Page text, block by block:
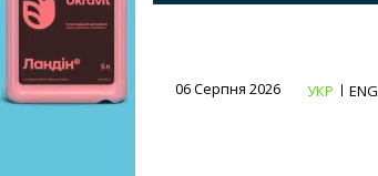
06 Серпня 2026 УКР ENG